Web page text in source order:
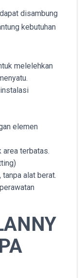
disambung
kebutuhan
melelehkan
elemen
terbatas.
alat berat.